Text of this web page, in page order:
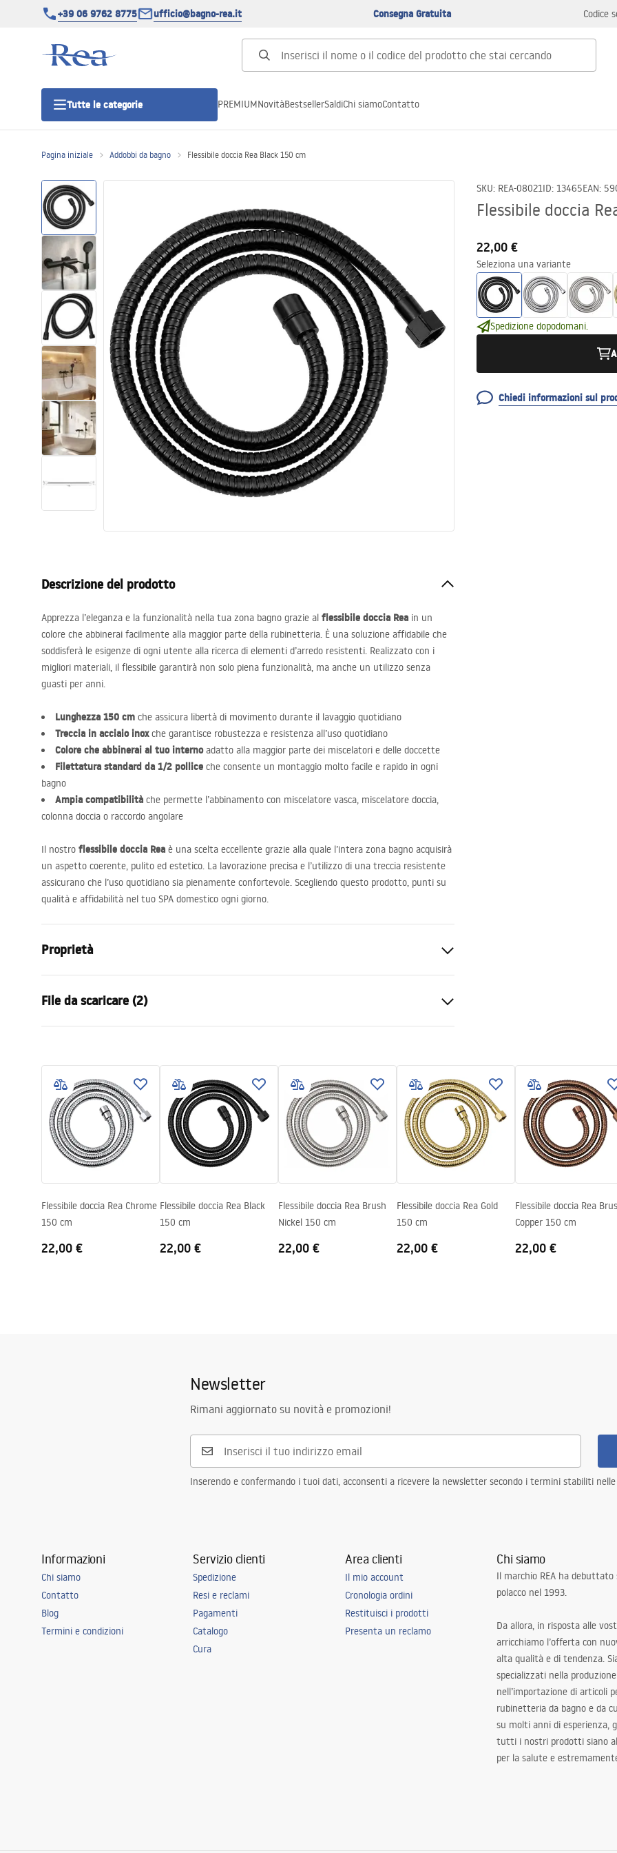
+39 06 9762 8775 ufficio@bagno-rea.it Consegna Gratuita Codice
Tutte le categorie
Porte doccia
Piatti doccia da bagno
Canaline di scarico
Set di vaso WC e bidet
Lavabi
Vasche da bagno e schermi vasca
Rubinetti da bagno
Set doccia
PREMIUMNovitàBestsellerSaldiChi siamoContatto
Pagina iniziale Addobbi da bagno Flessibile doccia Rea Black 150 cm
SKU: REA-08021ID: 13465EAN:
Flessibile doccia
22,00 €
Seleziona una variante
Spedizione dopodomani.
Chiedi informazioni sul
Descrizione del prodotto
Apprezza l’eleganza e la funzionalità nella tua zona bagno grazie al flessibile doccia Rea in un
colore che abbinerai facilmente alla maggior parte della rubinetteria. È una soluzione affidabile che
soddisferà le esigenze di ogni utente alla ricerca di elementi d’arredo resistenti. Realizzato con i
migliori materiali, il flessibile garantirà non solo piena funzionalità, ma anche un utilizzo senza
guasti per anni.
Lunghezza 150 cm che assicura libertà di movimento durante il lavaggio quotidiano
Treccia in acciaio inoxche garantisce robustezza e resistenza all’uso quotidiano
Colore che abbinerai al tuo internoadatto alla maggior parte dei miscelatori e delle doccette
Filettatura standard da 1/2 pollice che consente un montaggio molto facile e rapido in ogni
bagno
Ampia compatibilità che permette l’abbinamento con miscelatore vasca, miscelatore doccia,
colonna doccia o raccordo angolare
Il nostro flessibile doccia Rea è una scelta eccellente grazie alla quale l’intera zona bagno acquisirà
un aspetto coerente, pulito ed estetico. La lavorazione precisa e l’utilizzo di una treccia resistente
assicurano che l’uso quotidiano sia pienamente confortevole. Scegliendo questo prodotto, punti su
qualità e affidabilità nel tuo SPA domestico ogni giorno.
Proprietà
Garanzia
Materiale
acciaio inossidabile, ABS
Colore
File da scaricare (2)
WARUNKI_BEZPIECZENSTWA_AKCE
SORIA_LAZIENKOWE.pdf
Warranty_Terms_and_Conditions_
Accessories_-_24.pdf
Flessibile doccia Rea Chrome
150 cm
22,00 €
Flessibile doccia Rea Black
150 cm
22,00 €
Flessibile doccia Rea Brush
Nickel 150 cm
22,00 €
Flessibile doccia Rea Gold
150 cm
22,00 €
Flessibile doccia Rea
Copper 150 cm
22,00 €
Newsletter
Rimani aggiornato su novità e promozioni!
Inserendo e confermando i tuoi dati, acconsenti a ricevere la newsletter secondo i termini stabiliti
Informazioni
Chi siamo
Contatto
Blog
Termini e condizioni
Servizio clienti
Spedizione
Resi e reclami
Pagamenti
Catalogo
Cura
Area clienti
Il mio account
Cronologia ordini
Restituisci i prodotti
Presenta un reclamo
Chi siamo
Il marchio REA ha
polacco nel 1993.
Da allora, in risposta alle
arricchiamo l’offerta con
alta qualità e di tendenza.
specializzati nella
nell’importazione di articoli
rubinetteria da bagno e da
su molti anni di esperienza,
tutti i nostri prodotti siano
per la salute e